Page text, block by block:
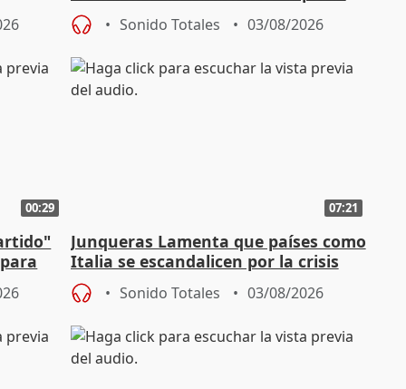
de la crisis migratoria
Sonido Totales 03/08/2026
00:29 07:21
Junqueras Lamenta que países como
Italia se escandalicen por la crisis
migratoria
Sonido Totales 03/08/2026